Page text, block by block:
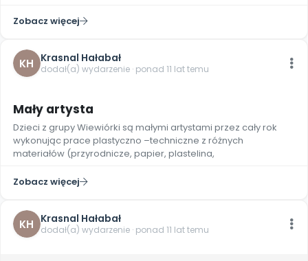
Zobacz więcej
KH Krasnal Hałabał
dodał(a) wydarzenie · ponad 11 lat temu
Mały artysta
Dzieci z grupy Wiewiórki są małymi artystami przez cały rok
wykonując prace plastyczno –techniczne z różnych
materiałów (przyrodnicze, papier, plastelina,
Zobacz więcej
KH Krasnal Hałabał
dodał(a) wydarzenie · ponad 11 lat temu